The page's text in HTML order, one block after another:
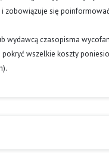
się
wydawcą czasopisma
wszelkie koszty